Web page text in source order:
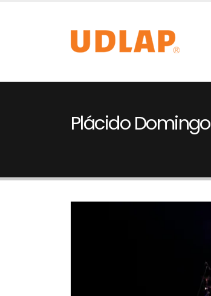
Plácido Domingo